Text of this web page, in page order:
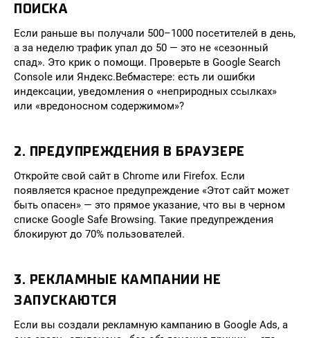
ПОИСКА
Если раньше вы получали 500–1000 посетителей в день,
а за неделю трафик упал до 50 — это не «сезонный
спад». Это крик о помощи. Проверьте в Google Search
Console или Яндекс.Вебмастере: есть ли ошибки
индексации, уведомления о «неприродных ссылках»
или «вредоносном содержимом»?
2. ПРЕДУПРЕЖДЕНИЯ В БРАУЗЕРЕ
Откройте свой сайт в Chrome или Firefox. Если
появляется красное предупреждение «Этот сайт может
быть опасен» — это прямое указание, что вы в черном
списке Google Safe Browsing. Такие предупреждения
блокируют до 70% пользователей.
3. РЕКЛАМНЫЕ КАМПАНИИ НЕ
ЗАПУСКАЮТСЯ
Если вы создали рекламную кампанию в Google Ads, а